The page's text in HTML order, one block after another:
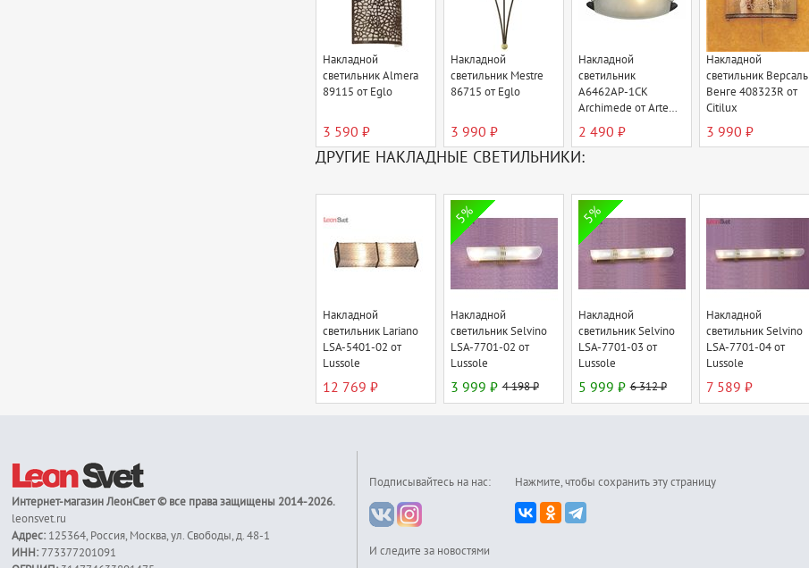
Накладной
светильник Almera
89115 от Eglo
3 590 ₽
Накладной
светильник Mestre
86715 от Eglo
3 990 ₽
Накладной
светильник
A6462AP-1CK
Archimede от Arte
Lamp
2 490 ₽
Накладной
светильник Версаль
Венге 408323R от
Citilux
3 990 ₽
ДРУГИЕ НАКЛАДНЫЕ СВЕТИЛЬНИКИ:
Накладной
светильник Lariano
LSA-5401-02 от
Lussole
12 769 ₽
5%
Накладной
светильник Selvino
LSA-7701-02 от
Lussole
3 999 ₽ 4 198 ₽
5%
Накладной
светильник Selvino
LSA-7701-03 от
Lussole
5 999 ₽ 6 312 ₽
Накладной
светильник Selvino
LSA-7701-04 от
Lussole
7 589 ₽
Интернет-магазинЛеонСвет© все права защищены 2014-2026.
leonsvet.ru
Адрес: 125364, Россия, Москва,ул. Свободы, д. 48-1
ИНН:773377201091
Подписывайтесь на нас:
И следите за новостями
Нажмите, чтобы сохранить эту страницу